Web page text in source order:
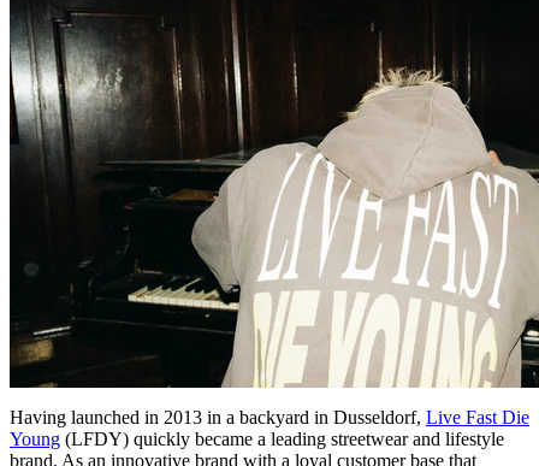
Having launched in 2013 in a backyard in Dusseldorf, Live Fast Die
Young (LFDY) quickly became a leading streetwear and lifestyle
brand. As an innovative brand with a loyal customer base that